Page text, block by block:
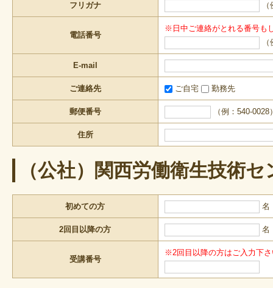
フリガナ
電話番号
※日中ご連絡がとれる番号も
E-mail
ご連絡先 ご自宅 勤務先
郵便番号 （例：540-0028
住所
（公社）関西労働衛生技術
初めての方 名
2回目以降の方 名
受講番号
※2回目以降の方はご入力下